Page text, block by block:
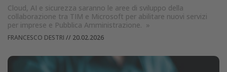
Cloud, AI e sicurezza saranno le aree di sviluppo della
collaborazione tra TIM e Microsoft per abilitare nuovi servizi
per imprese e Pubblica Amministrazione. »
FRANCESCO DESTRI // 20.02.2026